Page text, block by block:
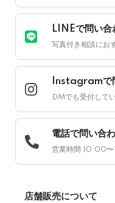
LINEで問い合
写真付き相談にお
Instagramで
DMでも受付して
電話で問い合
営業時間 10:00
店舗販売について